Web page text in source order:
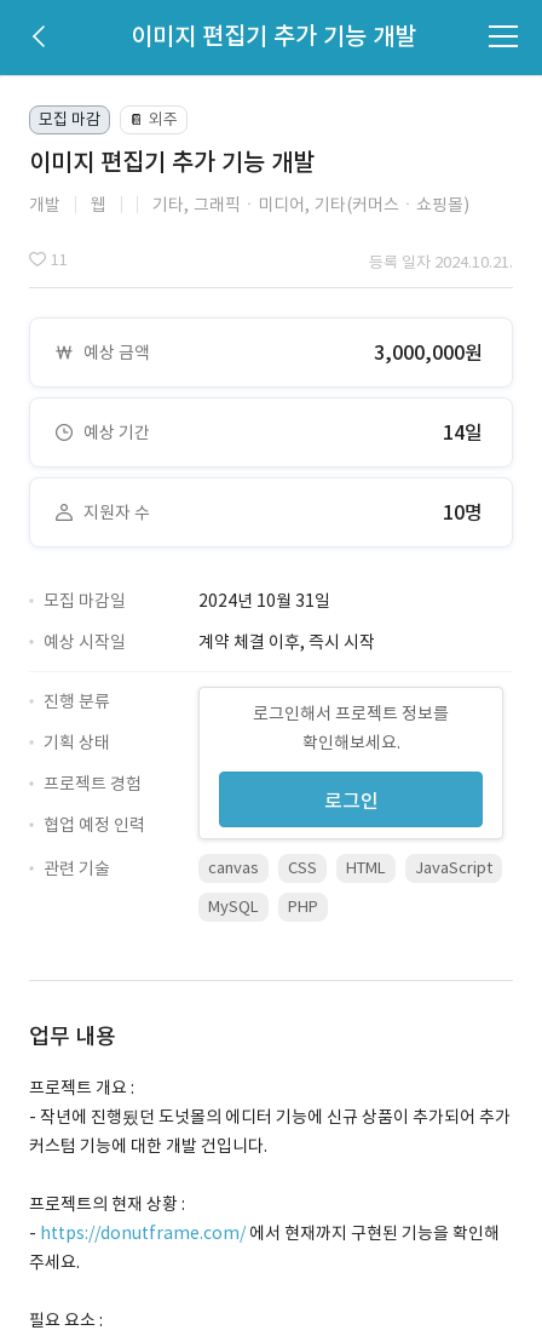
이미지 편집기 추가 기능 개발
모집 마감 📔 외주
이미지 편집기 추가 기능 개발
개발 웹 기타, 그래픽ㆍ미디어, 기타(커머스ㆍ쇼핑몰)
11 등록 일자 2024.10.21.
예상 금액 3,000,000원
예상 기간 14일
지원자 수 10명
모집 마감일
2024년 10월 31일
예상 시작일
계약 체결 이후, 즉시 시작
로그인해서 프로젝트 정보를
확인해보세요.
로그인
진행 분류
기획 상태
프로젝트 경험
협업 예정 인력
관련 기술
canvas CSS HTML
JavaScript
MySQL
PHP
업무 내용
프로젝트 개요 :
- 작년에 진행됬던 도넛몰의 에디터 기능에 신규 상품이 추가되어 추가
커스텀 기능에 대한 개발 건입니다.
프로젝트의 현재 상황 :
- https://donutframe.com/에서 현재까지 구현된 기능을 확인해
주세요.
필요 요소 :